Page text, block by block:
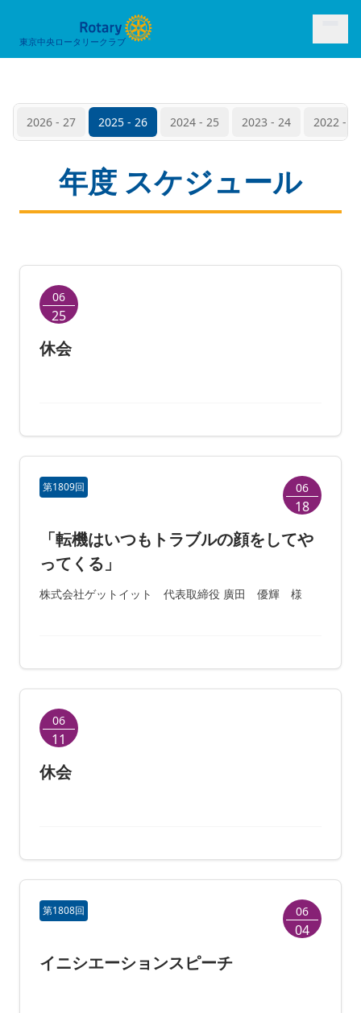
東京中央ロータリークラブ
2026 - 27 2025 - 26 2024 - 25 2023 - 24 2022 -
年度 スケジュール
06
25
休会
第1809回 06
18
「転機はいつもトラブルの顔をしてや
ってくる」
株式会社ゲットイット 代表取締役 廣田 優輝 様
06
11
休会
第1808回 06
04
イニシエーションスピーチ